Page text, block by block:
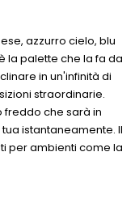
azzurro cielo, blu
la palette che la fa da
in un'infinità di
straordinarie.
freddo che sarà in
istantaneamente. Il
per ambienti come la